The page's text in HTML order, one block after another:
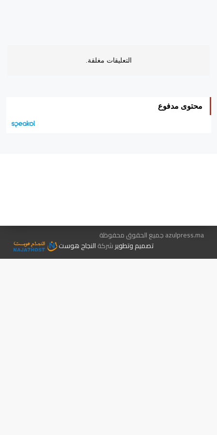
التعليقات مغلقة.
محتوى مدفوع
azulpress.ma جميع الحقوق محفوظة
تصميم وتطويرشركةالنجاح هوست